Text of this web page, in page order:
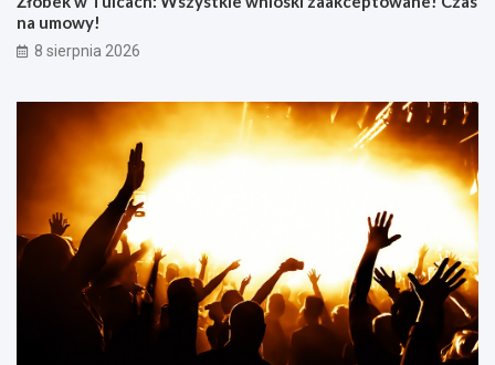
na umowy!
8 sierpnia 2026